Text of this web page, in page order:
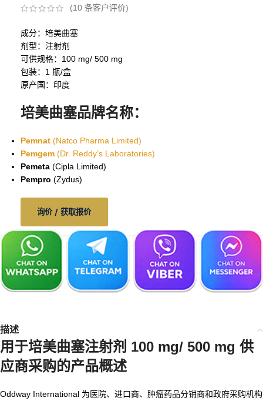
(10 条客户评价)
成分：培美曲塞
剂型：注射剂
可供规格：100 mg/ 500 mg
包装：1 瓶/盒
原产国：印度
培美曲塞品牌名称：
Pemnat (Natco Pharma Limited)
Pemgem (Dr. Reddy’s Laboratories)
Pemeta (Cipla Limited)
Pempro (Zydus)
询价 / 获取报价
描述
用于培美曲塞注射剂 100 mg/ 500 mg 供
应商采购的产品概述
Oddway International 为医院、进口商、肿瘤药品分销商和政府采购机构